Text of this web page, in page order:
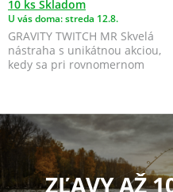
10 ks Skladom
U vás doma: streda 12.8.
GRAVITY TWITCH MR Skvelá
nástraha s unikátnou akciou,
kedy sa pri rovnomernom
ZĽAVY AŽ